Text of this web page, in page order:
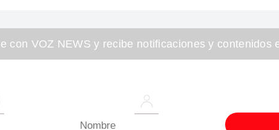
con VOZ NEWS y recibe notificaciones y contenidos